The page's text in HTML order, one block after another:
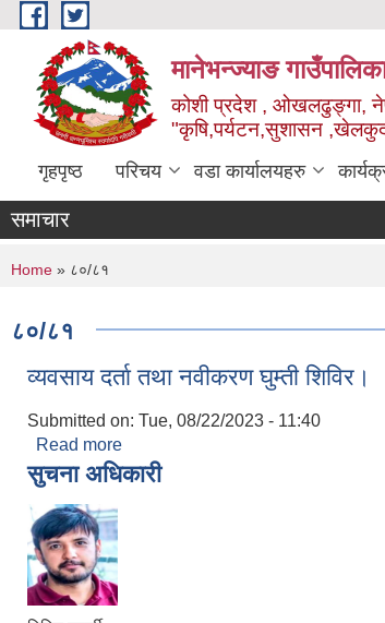
Skip to main content
मानेभन्ज्याङ
कोशी प्रदेश , ओखलढुङ्गा,
"कृषि,पर्यटन,सुशासन ,खेलकुद
गृहपृष्ठ परिचय वडा कार्यालयहरु
समाचार
You are here
Home » ८०/८१
८०/८१
व्यवसाय दर्ता तथा नवीकरण घुम्ती शिविर।
Submitted on: Tue, 08/22/2023 - 11:40
Read more
सुचना अधिकारी